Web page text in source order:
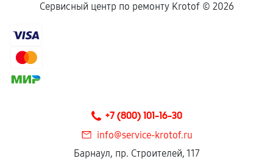
Сервисный центр по ремонту Krotof © 2026
+7 (800) 101-16-30
info@service-krotof.ru
Барнаул, пр. Строителей, 117